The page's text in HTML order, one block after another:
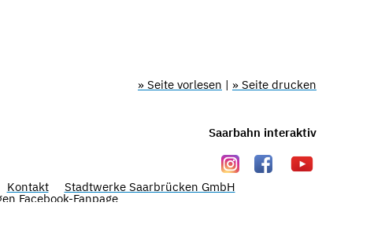
» Seite vorlesen | » Seite drucken
Saarbahn interaktiv
Kontakt Stadtwerke Saarbrücken GmbH
Facebook-Fanpage